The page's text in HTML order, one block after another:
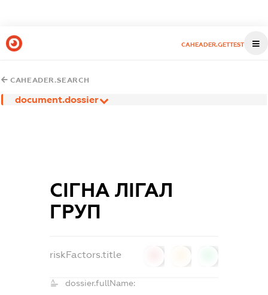
CAHEADER.GETTEST
CAHEADER.SEARCH
document.dossier
СІГНА ЛІГАЛ
ГРУП
riskFactors.title
dossier.fullName: